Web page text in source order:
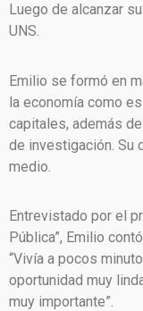
Luego de alcanzar
UNS.
Emilio se formó en
la economía como
capitales, además
de investigación. Su
medio.
Entrevistado por el
Pública”, Emilio
“Vivía a pocos
oportunidad muy
muy importante”.